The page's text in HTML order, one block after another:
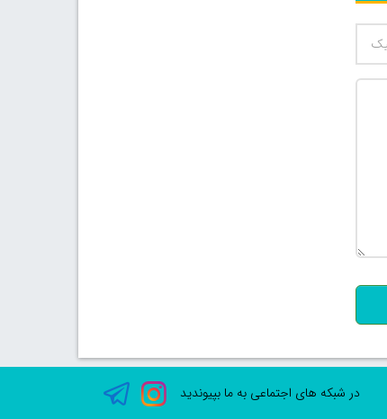
در شبکه های اجتماعی به ما بپیوندید